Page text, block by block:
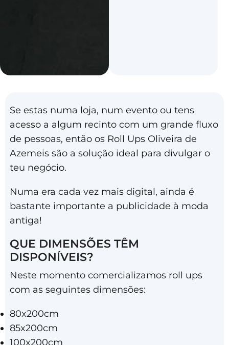
Se estas numa loja, num evento ou tens
acesso a algum recinto com um grande fluxo
de pessoas, então os Roll Ups Oliveira de
Azemeis são a solução ideal para divulgar o
teu negócio.
Numa era cada vez mais digital, ainda é
bastante importante a publicidade à moda
antiga!
QUE DIMENSÕES TÊM
DISPONÍVEIS?
Neste momento comercializamos roll ups
com as seguintes dimensões:
80x200cm
85x200cm
100x200cm